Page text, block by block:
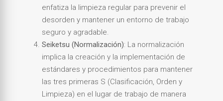
enfatiza la limpieza regular para prevenir el
desorden y mantener un entorno de trabajo
seguro y agradable.
Seiketsu (Normalización): La normalización
implica la creación y la implementación de
estándares y procedimientos para mantener
las tres primeras S (Clasificación, Orden y
Limpieza) en el lugar de trabajo de manera